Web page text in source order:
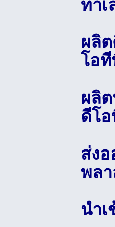
ทาเ
ผลิ
โอ
ผลิ
ดีโ
ส่ง
พลา
นำ